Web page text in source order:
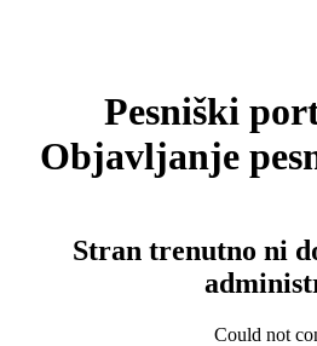
Pesniški
Objavljanje
Stran trenutno ni
Could not